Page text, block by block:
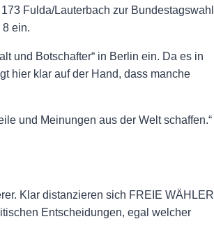
Fulda/Lauterbach zur Bundestagswahl
ein.
und Botschafter“ in Berlin ein. Da es in
hier klar auf der Hand, dass manche
und Meinungen aus der Welt schaffen.“
Klar distanzieren sich FREIE WÄHLER
Entscheidungen, egal welcher